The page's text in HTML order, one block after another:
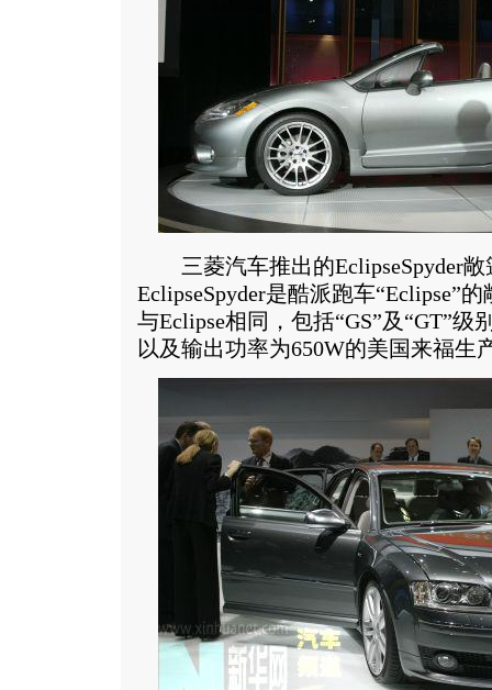
三菱汽车推出的EclipseSpyder敞
EclipseSpyder是酷派跑车“Eclipse”
与Eclipse相同，包括“GS”及“GT”级
以及输出功率为650W的美国来福生